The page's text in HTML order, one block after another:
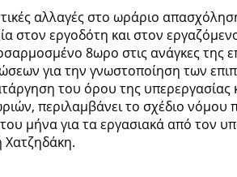
αλλαγές στο ωράριο
στον εργοδότη και στον
8ωρο στις ανάγκες της
για την γνωστοποίηση των
του όρου της
περιλαμβάνει το σχέδιο νόμου
μήνα για τα εργασιακά από τον